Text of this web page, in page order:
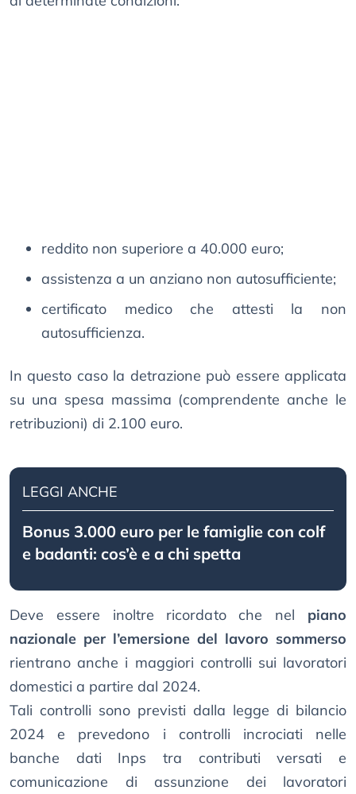
reddito non superiore a 40.000 euro;
assistenza a un anziano non autosufficiente;
certificato medico che attesti la non
autosufficienza.
In questo caso la detrazione può essere applicata
su una spesa massima (comprendente anche le
retribuzioni) di 2.100 euro.
LEGGI ANCHE
Bonus 3.000 euro per le famiglie con colf
e badanti: cos’è e a chi spetta
Deve essere inoltre ricordato che nel piano
nazionale per l’emersione del lavoro sommerso
rientrano anche i maggiori controlli sui lavoratori
domestici a partire dal 2024.
Tali controlli sono previsti dalla legge di bilancio
2024 e prevedono i controlli incrociati nelle
banche dati Inps tra contributi versati e
comunicazione di assunzione dei lavoratori